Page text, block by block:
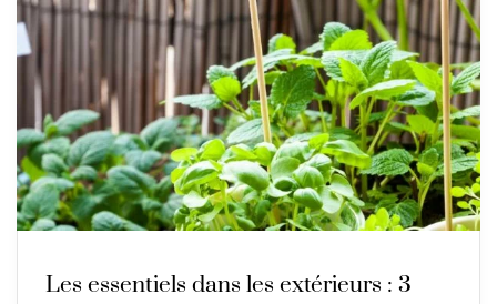
Les essentiels dans les extérieurs : 3